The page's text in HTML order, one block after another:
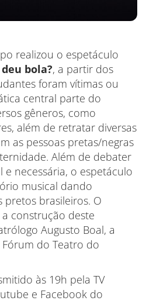
realizou o espetáculo
bola?, a partir dos
foram vítimas ou
central parte do
gêneros, como
além de retratar diversas
as pessoas pretas/negras
Além de debater
necessária, o espetáculo
musical dando
pretos brasileiros. O
construção deste
Augusto Boal, a
do Teatro do
às 19h pela TV
e Facebook do